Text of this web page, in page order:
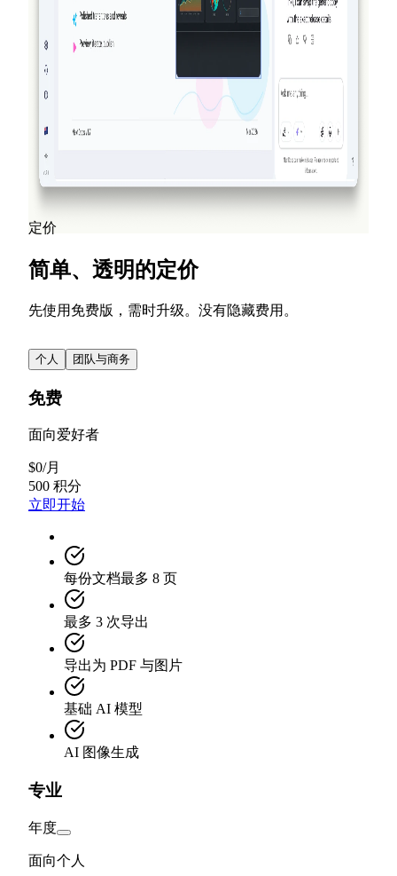
2026-03-14
NextDocs v1.7.0：动态动画、视频导出及更多
功能
为演示文稿中的任何对象添加入场、退场和强调动画。
NextDocs v1.7.0 带来了动态动画、视频导出以及全新设
计的营销体验。
阅读更多
查看所有博客文章
定价
简单、透明的定价
先使用免费版，需时升级。没有隐藏费用。
个人 团队与商务
免费
面向爱好者
$0/月
500 积分
立即开始
每份文档最多 8 页
最多 3 次导出
导出为 PDF 与图片
基础 AI 模型
AI 图像生成
专业
年度
面向个人